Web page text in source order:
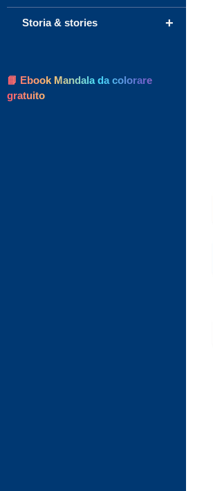
+
Storia & stories
📘 Ebook Mandala da colorare
gratuito